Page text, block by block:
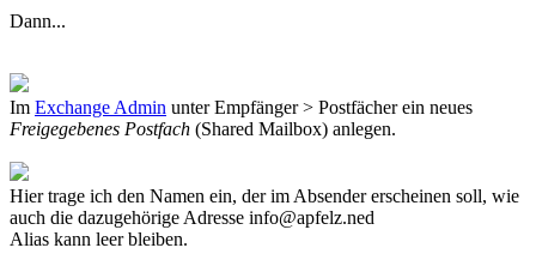
Dann...
Im Exchange Admin unter Empfänger > Postfächer ein neues
Freigegebenes Postfach (Shared Mailbox) anlegen.
Hier trage ich den Namen ein, der im Absender erscheinen soll, wie
auch die dazugehörige Adresse info@apfelz.ned
Alias kann leer bleiben.